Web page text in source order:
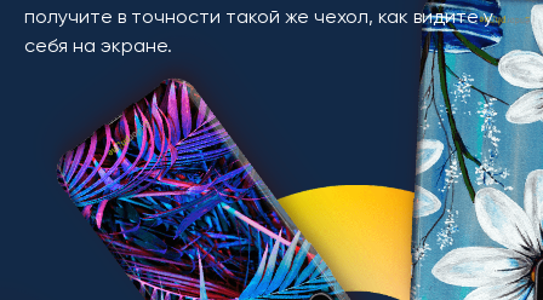
получите в точности такой же чехол, как видите у
себя на экране.